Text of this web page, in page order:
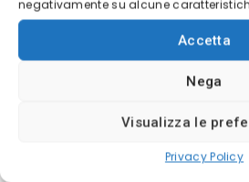
negativamente su alcune
Accetta
Nega
Visualizza le
Privacy Policy
Trading online ETF - CRYPTO